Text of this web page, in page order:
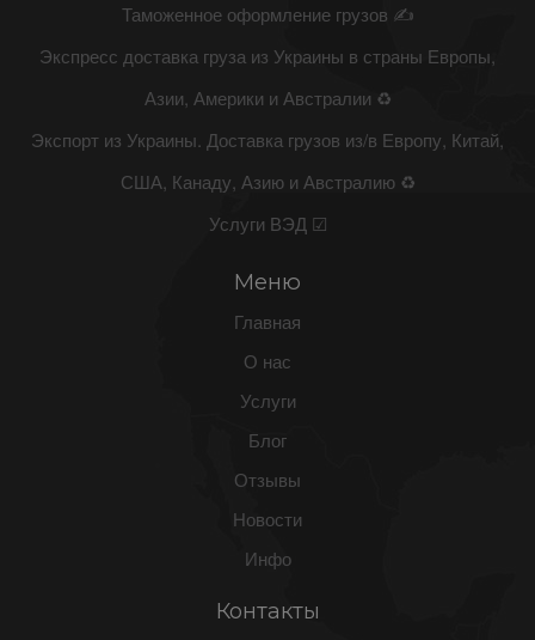
Таможенное оформление грузов ✍
Экспресс доставка груза из Украины в страны Европы,
Азии, Америки и Австралии ♻
Экспорт из Украины. Доставка грузов из/в Европу, Китай,
США, Канаду, Азию и Австралию ♻
Услуги ВЭД ☑
Меню
Главная
О нас
Услуги
Блог
Отзывы
Новости
Инфо
Контакты